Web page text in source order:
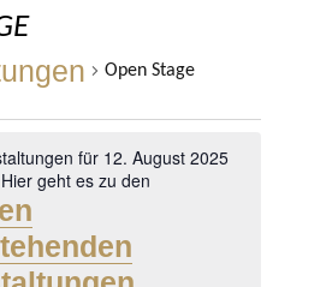
Open Stage
für 12. August 2025
geht es zu den